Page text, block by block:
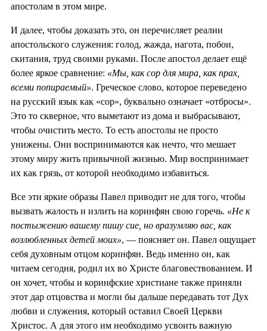
апостолам в этом мире.
И далее, чтобы доказать это, он перечисляет реалии
апостольского служения: голод, жажда, нагота, побои,
скитания, труд своими руками. После апостол делает ещё
более яркое сравнение: «Мы, как сор для мира, как прах,
всеми попираемый». Греческое слово, которое переведено
на русский язык как «сор», буквально означает «отбросы».
Это то скверное, что выметают из дома и выбрасывают,
чтобы очистить место. То есть апостолы не просто
унижены. Они воспринимаются как нечто, что мешает
этому миру жить привычной жизнью. Мир воспринимает
их как грязь, от которой необходимо избавиться.
Все эти яркие образы Павел приводит не для того, чтобы
вызвать жалость и излить на коринфян свою горечь. «Не к
постыжению вашему пишу сие, но вразумляю вас, как
возлюбленных детей моих», — поясняет он. Павел ощущает
себя духовным отцом коринфян. Ведь именно он, как
читаем сегодня, родил их во Христе благовествованием. И
он хочет, чтобы и коринфские христиане также приняли
этот дар отцовства и могли бы дальше передавать тот Дух
любви и служения, который оставил Своей Церкви
Христос. А для этого им необходимо усвоить важную